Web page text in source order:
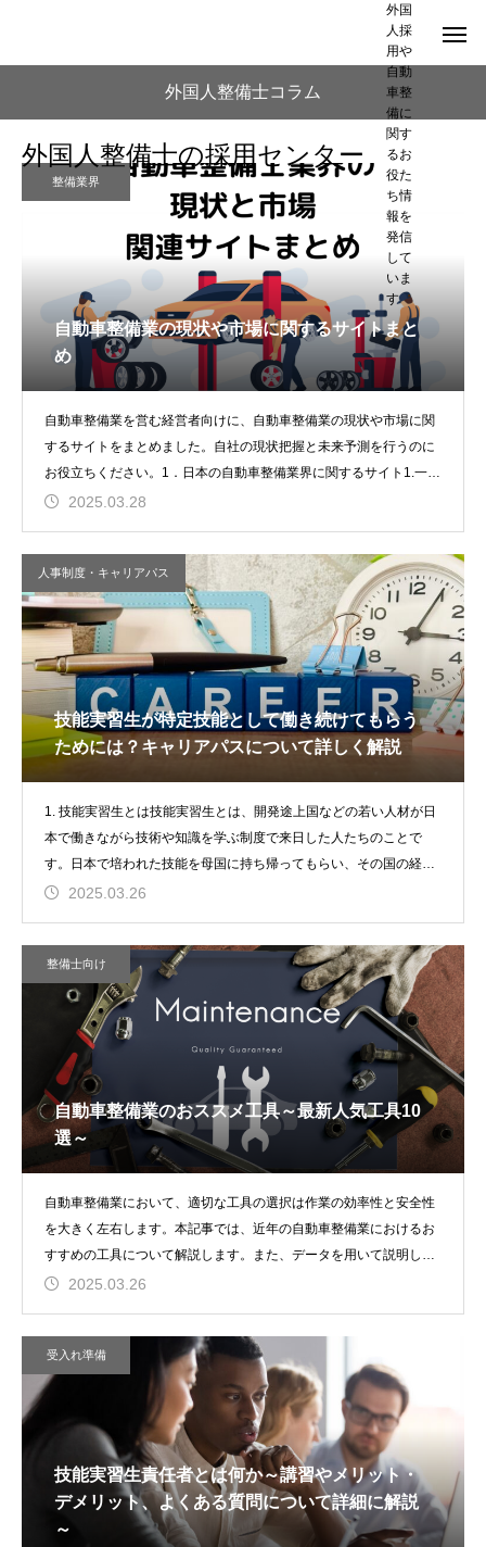
外国人整備士の採用センター
外国
人採
用や
自動
車整
備に
関す
るお
役た
ち情
報を
発信
して
いま
す
外国人整備士コラム
整備業界
自動車整備業の現状や市場に関するサイトまと
め
自動車整備業を営む経営者向けに、自動車整備業の現状や市場に関
するサイトをまとめました。自社の現状把握と未来予測を行うのに
お役立ちください。1．日本の自動車整備業界に関するサイト1.一般
社
2025.03.28
人事制度・キャリアパス
技能実習生が特定技能として働き続けてもらう
ためには？キャリアパスについて詳しく解説
1. 技能実習生とは技能実習生とは、開発途上国などの若い人材が日
本で働きながら技術や知識を学ぶ制度で来日した人たちのことで
す。日本で培われた技能を母国に持ち帰ってもらい、その国の経済
発展2025.03.26
整備士向け
自動車整備業のおススメ工具～最新人気工具10
選～
自動車整備業において、適切な工具の選択は作業の効率性と安全性
を大きく左右します。本記事では、近年の自動車整備業におけるお
すすめの工具について解説します。また、データを用いて説明し、
表やグラフ
2025.03.26
受入れ準備
技能実習生責任者とは何か～講習やメリット・
デメリット、よくある質問について詳細に解説
～